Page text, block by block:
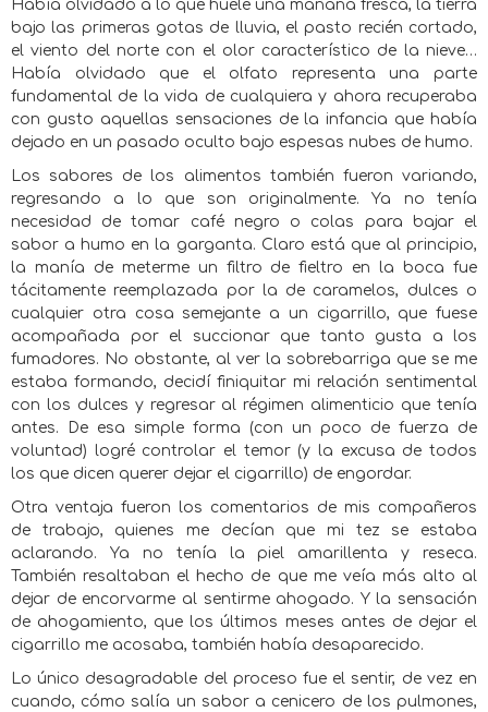
Había olvidado a lo que huele una mañana fresca, la tierra
bajo las primeras gotas de lluvia, el pasto recién cortado,
el viento del norte con el olor característico de la nieve…
Había olvidado que el olfato representa una parte
fundamental de la vida de cualquiera y ahora recuperaba
con gusto aquellas sensaciones de la infancia que había
dejado en un pasado oculto bajo espesas nubes de humo.
Los sabores de los alimentos también fueron variando,
regresando a lo que son originalmente. Ya no tenía
necesidad de tomar café negro o colas para bajar el
sabor a humo en la garganta. Claro está que al principio,
la manía de meterme un filtro de fieltro en la boca fue
tácitamente reemplazada por la de caramelos, dulces o
cualquier otra cosa semejante a un cigarrillo, que fuese
acompañada por el succionar que tanto gusta a los
fumadores. No obstante, al ver la sobrebarriga que se me
estaba formando, decidí finiquitar mi relación sentimental
con los dulces y regresar al régimen alimenticio que tenía
antes. De esa simple forma (con un poco de fuerza de
voluntad) logré controlar el temor (y la excusa de todos
los que dicen querer dejar el cigarrillo) de engordar.
Otra ventaja fueron los comentarios de mis compañeros
de trabajo, quienes me decían que mi tez se estaba
aclarando. Ya no tenía la piel amarillenta y reseca.
También resaltaban el hecho de que me veía más alto al
dejar de encorvarme al sentirme ahogado. Y la sensación
de ahogamiento, que los últimos meses antes de dejar el
cigarrillo me acosaba, también había desaparecido.
Lo único desagradable del proceso fue el sentir, de vez en
cuando, cómo salía un sabor a cenicero de los pulmones,